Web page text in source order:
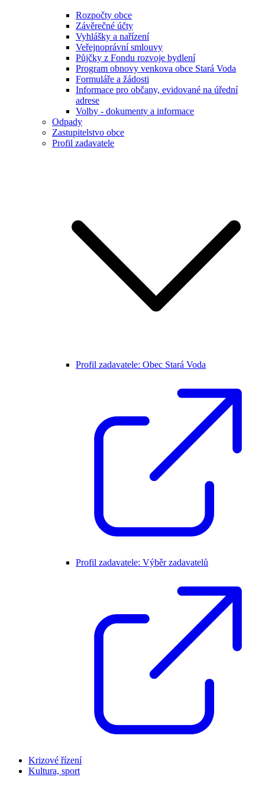
Rozpočty obce
Závěrečné účty
Vyhlášky a nařízení
Veřejnoprávní smlouvy
Půjčky z Fondu rozvoje bydlení
Program obnovy venkova obce Stará Voda
Formuláře a žádosti
Informace pro občany, evidované na úřední
adrese
Volby - dokumenty a informace
Odpady
Zastupitelstvo obce
Profil zadavatele
Profil zadavatele: Obec Stará Voda
Profil zadavatele: Výběr zadavatelů
Krizové řízení
Kultura, sport